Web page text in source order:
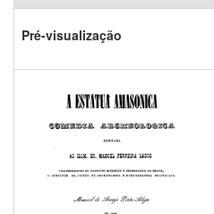
Pré-visualização